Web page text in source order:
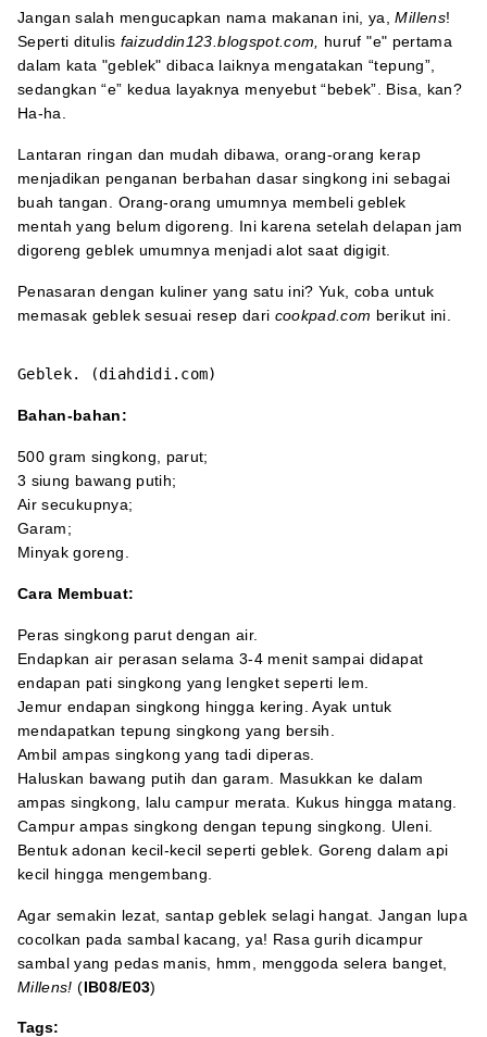
Jangan salah mengucapkan nama makanan ini, ya,Millens!
Seperti ditulis faizuddin123.blogspot.com,
huruf "e" pertama
dalam kata "geblek" dibaca laiknya mengatakan “tepung”,
sedangkan “e” kedua layaknya menyebut “bebek”. Bisa, kan?
Ha-ha.
Lantaran ringan dan mudah dibawa, orang-orang kerap
menjadikan penganan berbahan dasar singkong ini sebagai
buah tangan. Orang-orang umumnya membeli geblek
mentah yang belum digoreng. Ini karena setelah delapan jam
digoreng geblek umumnya menjadi alot saat digigit.
Penasaran dengan kuliner yang satu ini? Yuk, coba untuk
memasak geblek sesuai resep dari cookpad.com berikut ini.
Geblek. (diahdidi.com)
Bahan-bahan:
500 gram singkong, parut;
3 siung bawang putih;
Air secukupnya;
Garam;
Minyak goreng.
Cara Membuat:
Peras singkong parut dengan air.
Endapkan air perasan selama 3-4 menit sampai didapat
endapan pati singkong yang lengket seperti lem.
Jemur endapan singkong hingga kering. Ayak untuk
mendapatkan tepung singkong yang bersih.
Ambil ampas singkong yang tadi diperas.
Haluskan bawang putih dan garam. Masukkan ke dalam
ampas singkong, lalu campur merata. Kukus hingga matang.
Campur ampas singkong dengan tepung singkong. Uleni.
Bentuk adonan kecil-kecil seperti geblek. Goreng dalam api
kecil hingga mengembang.
Agar semakin lezat, santap geblek selagi hangat. Jangan lupa
cocolkan pada sambal kacang, ya! Rasa gurih dicampur
sambal yang pedas manis, hmm, menggoda selera banget,
Millens!(IB08/E03)
Tags: